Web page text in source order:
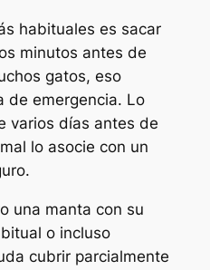
habituales es sacar
minutos antes de
gatos, eso
de emergencia. Lo
varios días antes de
lo asocie con un
una manta con su
o incluso
cubrir parcialmente